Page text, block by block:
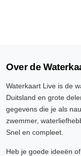
Over de
Waterkaart Live is de
Duitsland en grote
gegevens die je als
zwemmer,
Snel en compleet.
Heb je goede ideeën